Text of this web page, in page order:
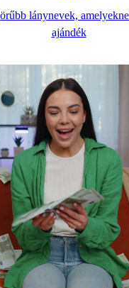
lánynevek,
ajándék